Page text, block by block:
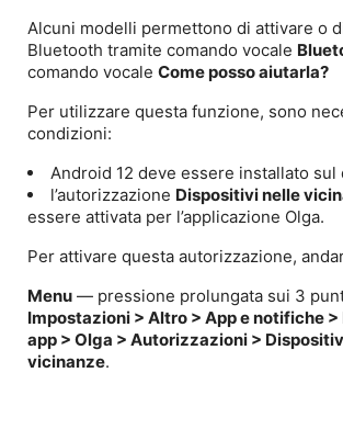
Alcuni modelli permettono di attivare o
Bluetooth tramite comando vocale
comando vocale Come posso aiutarla?
Per utilizzare questa funzione, sono
condizioni:
Android 12 deve essere installato sul
l’autorizzazione Dispositivi nelle
essere attivata per l’applicazione Olga.
Per attivare questa autorizzazione,
Menu — pressione prolungata sui 3
Impostazioni > Altro > App e notifiche
app > Olga > Autorizzazioni >
vicinanze.